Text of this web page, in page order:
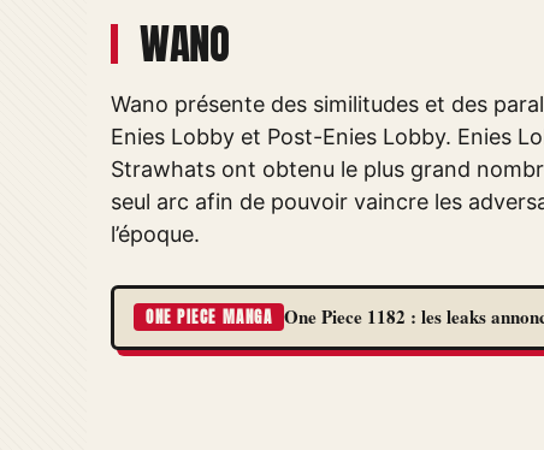
WANO
Wano présente des similitudes et des
Enies Lobby et Post-Enies Lobby. Enies
Strawhats ont obtenu le plus grand
seul arc afin de pouvoir vaincre les
l’époque.
ONE PIECE MANGA One Piece 1182 : les leaks